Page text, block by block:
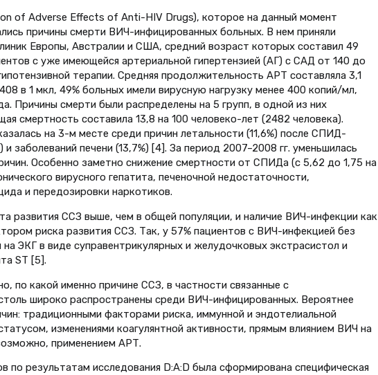
of Adverse Effects of Anti-HIV Drugs), которое на данный момент
причины смерти ВИЧ-инфицированных больных. В нем приняли
Европы, Австралии и США, средний возраст которых составил 49
с уже имеющейся артериальной гипертензией (АГ) с САД от 140 до
терапии. Средняя продолжительность АРТ составляла 3,1
в 1 мкл, 49% больных имели вирусную нагрузку менее 400 копий/мл,
Причины смерти были распределены на 5 групп, в одной из них
смертность составила 13,8 на 100 человеко-лет (2482 человека).
на 3-м месте среди причин летальности (11,6%) после СПИД-
заболеваний печени (13,7%) [4]. За период 2007–2008 гг. уменьшилась
Особенно заметно снижение смертности от СПИДа (с 5,62 до 1,75 на
вирусного гепатита, печеночной недостаточности,
и передозировки наркотиков.
развития ССЗ выше, чем в общей популяции, и наличие ВИЧ-инфекции как
риска развития ССЗ. Так, у 57% пациентов с ВИЧ-инфекцией без
ЭКГ в виде суправентрикулярных и желудочковых экстрасистол и
ST [5].
по какой именно причине ССЗ, в частности связанные с
широко распространены среди ВИЧ-инфицированных. Вероятнее
традиционными факторами риска, иммунной и эндотелиальной
изменениями коагулянтной активности, прямым влиянием ВИЧ на
применением АРТ.
по результатам исследования D:A:D была сформирована специфическая